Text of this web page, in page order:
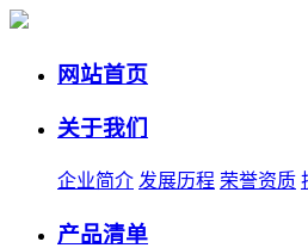
网站首页
关于我们
企业简介 发展历程 荣誉资质
产品清单